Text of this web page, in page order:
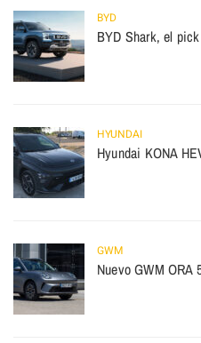
BYD
BYD Shark, el
HYUNDAI
Hyundai KONA
GWM
Nuevo GWM ORA